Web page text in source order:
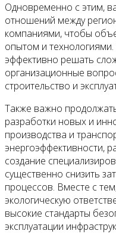
Одновременно с этим,
отношений между
компаниями, чтобы
опытом и
эффективно решать
организационные
строительство и
Также важно
разработки новых и
производства и
энергоэффективности,
создание
существенно снизить
процессов. Вместе с
экологическую
высокие стандарты
эксплуатации